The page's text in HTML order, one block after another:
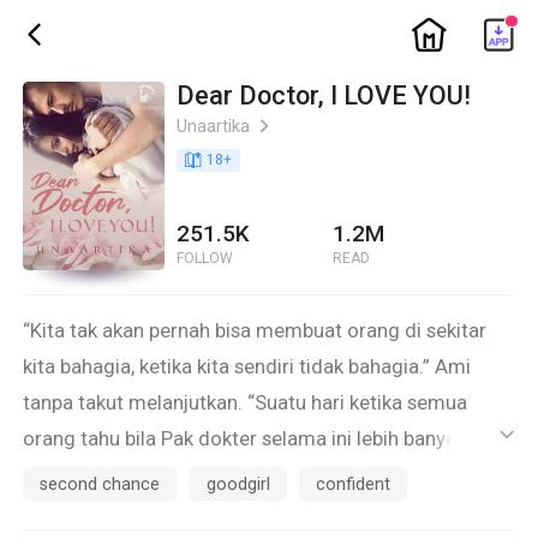
ic_back ic_home
Dear Doctor, I LOVE YOU!
Unaartika ic_arrow_right
book_age 18+
251.5K
FOLLOW
1.2M
READ
“Kita tak akan pernah bisa membuat orang di sekitar
kita bahagia, ketika kita sendiri tidak bahagia.” Ami
tanpa takut melanjutkan. “Suatu hari ketika semua
orang tahu bila Pak dokter selama ini lebih banyak
berpura-pura demi mereka. Saya rasa mereka malah
ic_default
second chance goodgirl confident